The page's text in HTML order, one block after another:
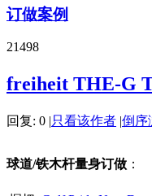
订做案例
21498
freiheit THE-G
回复: 0 |只看该作者 |倒序
球道/铁木杆量身订做 ：